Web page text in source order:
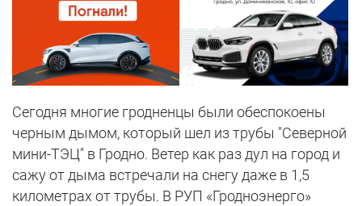
Сегодня многие гродненцы были обеспокоены
черным дымом, который шел из трубы "Северной
мини-ТЭЦ" в Гродно. Ветер как раз дул на город и
сажу от дыма встречали на снегу даже в 1,5
километрах от трубы. В РУП «Гродноэнерго»